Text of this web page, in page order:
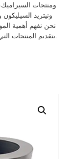
ومنتجات
ونيتريد
نحن نفهم أهمية
بتقديم المنتجات التي تلبي أعلى معايير الجودة لتلبية احتياجات عملائنا.